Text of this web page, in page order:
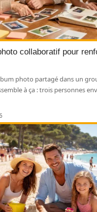
collaboratif pour
photo partagé dans un
à ça : trois personnes